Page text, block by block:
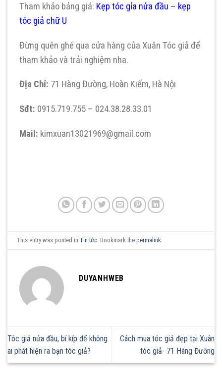
Tham khảo bảng giá: Kẹp tóc gỉa nửa đầu – kẹp
tóc giả chữ U
Đừng quên ghé qua cửa hàng của Xuân Tóc giả để
tham khảo và trải nghiệm nha.
Địa Chỉ: 71 Hàng Đường, Hoàn Kiếm, Hà Nội
Sđt: 0915.719.755 – 024.38.28.33.01
Mail: kimxuan13021969@gmail.com
This entry was posted inTin tức . Bookmark thepermalink
DUYANHWEB
Tóc giả nửa đầu, bí kíp để không
ai phát hiện ra bạn tóc giả?
Cách mua tóc giả đẹp tại Xuân
tóc giả- 71 Hàng Đường